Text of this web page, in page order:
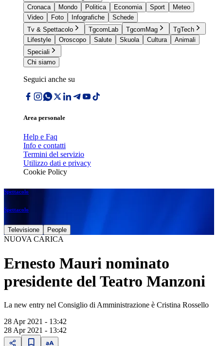
Cronaca
Mondo Politica Economia Sport
Meteo
Video
Foto Infografiche
Schede
Tv & Spettacolo
TgcomLab TgcomMag
TgTech
Lifestyle
Oroscopo Salute Skuola Cultura
Animali
Speciali
Chi siamo
Seguici anche su
Area personale
Help e Faq
Info e contatti
Termini del servizio
Utilizzo dati e privacy
Cookie Policy
Spettacolo
Spettacolo
Televisione People
NUOVA CARICA
Ernesto Mauri nominato
presidente del Teatro Manzoni
La new entry nel Consiglio di Amministrazione è Cristina Rossello
28 Apr 2021 - 13:42
28 Apr 2021 - 13:42